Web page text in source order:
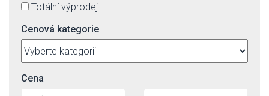
Totální výprodej
Cenová kategorie
Cena